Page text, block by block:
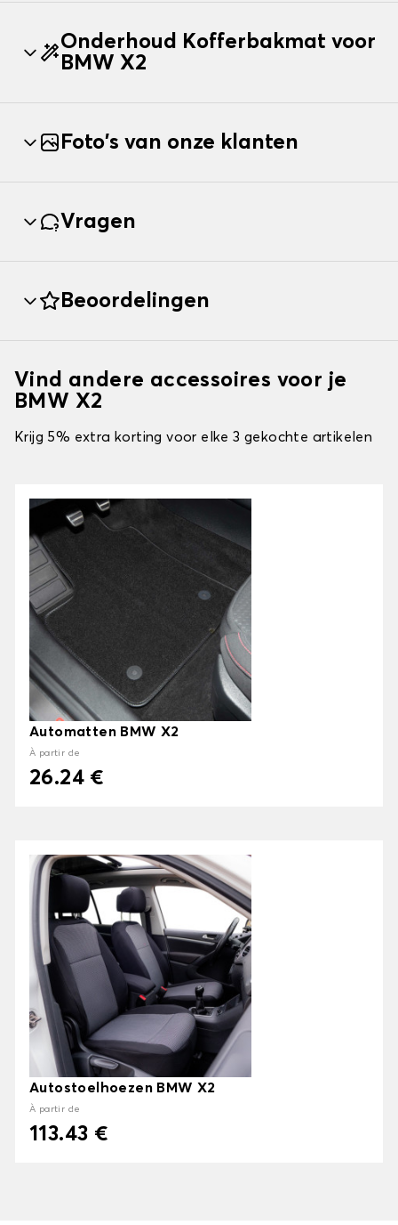
Onderhoud Kofferbakmat voor
BMW X2
Foto's van onze klanten
Vragen
Beoordelingen
Vind andere accessoires voor je
BMW X2
Krijg 5% extra korting voor elke 3 gekochte artikelen
Automatten BMW X2
À partir de
26.24 €
Autostoelhoezen BMW X2
À partir de
113.43 €